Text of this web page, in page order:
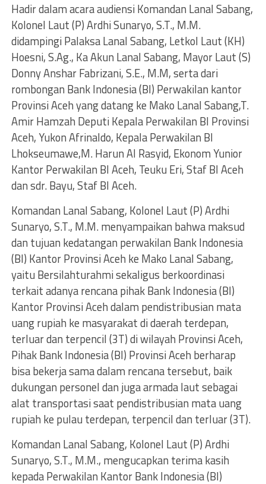
Hadir dalam acara audiensi Komandan Lanal Sabang,
Kolonel Laut (P) Ardhi Sunaryo, S.T., M.M.
didampingi Palaksa Lanal Sabang, Letkol Laut (KH)
Hoesni, S.Ag., Ka Akun Lanal Sabang, Mayor Laut (S)
Donny Anshar Fabrizani, S.E., M.M, serta dari
rombongan Bank Indonesia (BI) Perwakilan kantor
Provinsi Aceh yang datang ke Mako Lanal Sabang,T.
Amir Hamzah Deputi Kepala Perwakilan BI Provinsi
Aceh, Yukon Afrinaldo, Kepala Perwakilan BI
Lhokseumawe,M. Harun Al Rasyid, Ekonom Yunior
Kantor Perwakilan BI Aceh, Teuku Eri, Staf BI Aceh
dan sdr. Bayu, Staf BI Aceh.
Komandan Lanal Sabang, Kolonel Laut (P) Ardhi
Sunaryo, S.T., M.M. menyampaikan bahwa maksud
dan tujuan kedatangan perwakilan Bank Indonesia
(BI) Kantor Provinsi Aceh ke Mako Lanal Sabang,
yaitu Bersilahturahmi sekaligus berkoordinasi
terkait adanya rencana pihak Bank Indonesia (BI)
Kantor Provinsi Aceh dalam pendistribusian mata
uang rupiah ke masyarakat di daerah terdepan,
terluar dan terpencil (3T) di wilayah Provinsi Aceh,
Pihak Bank Indonesia (BI) Provinsi Aceh berharap
bisa bekerja sama dalam rencana tersebut, baik
dukungan personel dan juga armada laut sebagai
alat transportasi saat pendistribusian mata uang
rupiah ke pulau terdepan, terpencil dan terluar (3T).
Komandan Lanal Sabang, Kolonel Laut (P) Ardhi
Sunaryo, S.T., M.M., mengucapkan terima kasih
kepada Perwakilan Kantor Bank Indonesia (BI)